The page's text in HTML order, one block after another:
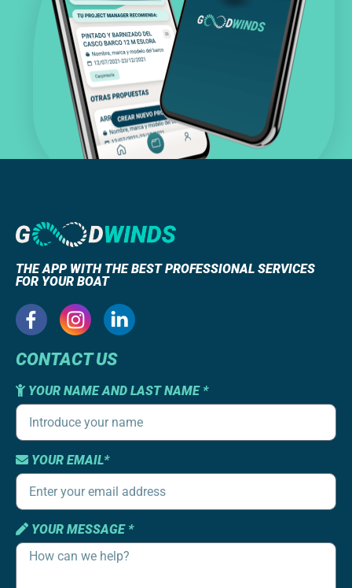
THE APP WITH THE BEST PROFESSIONAL SERVICES
FOR YOUR BOAT
CONTACT US
YOUR NAME AND LAST NAME *
YOUR EMAIL*
YOUR MESSAGE *